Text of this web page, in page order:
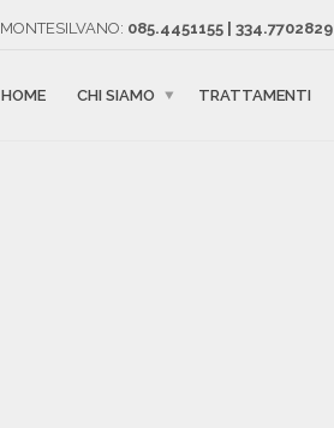
MONTESILVANO: 085.4451155 | 334.7702829
HOME CHI SIAMO TRATTAMENTI